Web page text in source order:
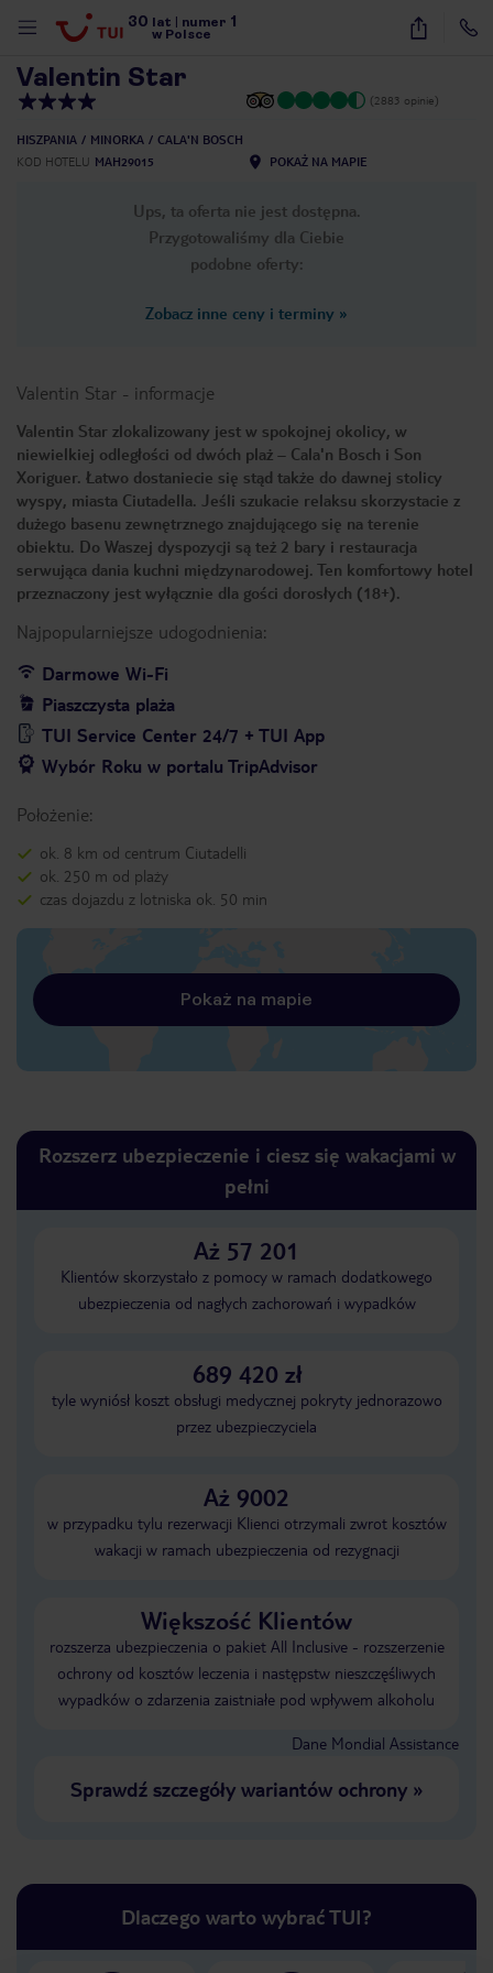
30 lat numer 1
w Polsce
26
Valentin Star
(2883 opinie)
HISZPANIA MINORKA
CALA'N BOSCH
KOD HOTELU MAH29015 POKAŻ NA MAPIE
Ups, ta oferta nie jest dostępna.
Przygotowaliśmy dla Ciebie
podobne oferty:
Zobacz inne ceny i terminy »
Valentin Star - informacje
Valentin Star zlokalizowany jest w spokojnej okolicy, w
niewielkiej odległości od dwóch plaż – Cala'n Bosch i Son
Xoriguer. Łatwo dostaniecie się stąd także do dawnej stolicy
wyspy, miasta Ciutadella. Jeśli szukacie relaksu skorzystacie z
dużego basenu zewnętrznego znajdującego się na terenie
obiektu. Do Waszej dyspozycji są też 2 bary i restauracja
serwująca dania kuchni międzynarodowej. Ten komfortowy hotel
przeznaczony jest wyłącznie dla gości dorosłych (18+).
Najpopularniejsze udogodnienia:
Darmowe Wi-Fi
Piaszczysta plaża
TUI Service Center 24/7 + TUI App
Wybór Roku w portalu TripAdvisor
Położenie:
ok. 8 km od centrum Ciutadelli
ok. 250 m od plaży
czas dojazdu z lotniska ok. 50 min
Pokaż na mapie
Rozszerz ubezpieczenie i ciesz się wakacjami w
pełni
Aż 57 201
Klientów skorzystało z pomocy w ramach dodatkowego
ubezpieczenia od nagłych zachorowań i wypadków
689 420 zł
tyle wyniósł koszt obsługi medycznej pokryty jednorazowo
przez ubezpieczyciela
Aż 9002
w przypadku tylu rezerwacji Klienci otrzymali zwrot kosztów
wakacji w ramach ubezpieczenia od rezygnacji
Większość Klientów
rozszerza ubezpieczenia o pakiet All Inclusive - rozszerzenie
ochrony od kosztów leczenia i następstw nieszczęśliwych
wypadków o zdarzenia zaistniałe pod wpływem alkoholu
Dane Mondial Assistance
Sprawdź szczegóły wariantów ochrony»
Dlaczego warto wybrać TUI?